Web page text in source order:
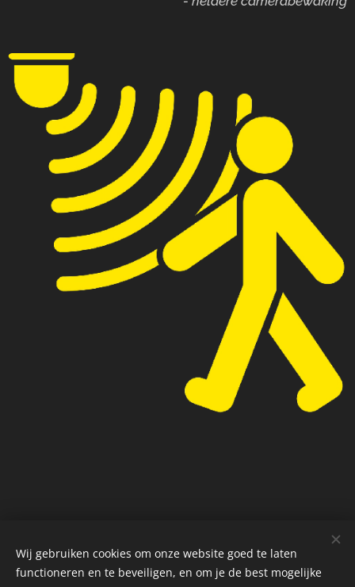
Privacybeleid Cookies
Wij gebruiken cookies om onze website goed te laten
functioneren en te beveiligen, en om je de best mogelijke